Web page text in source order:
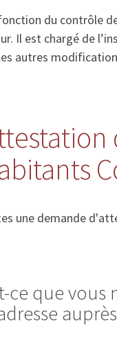
du contrôle
Il est chargé de
autres
une demande
ce que